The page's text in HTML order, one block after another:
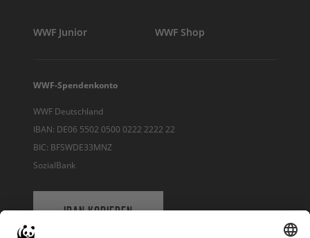
WWF Junior WWF Shop
WWF-Spendenkonto
WWF Deutschland
IBAN: DE06 5502 0500 0222 2222 22
BIC: BFSWDE33MNZ
SozialBank
IBAN KOPIEREN